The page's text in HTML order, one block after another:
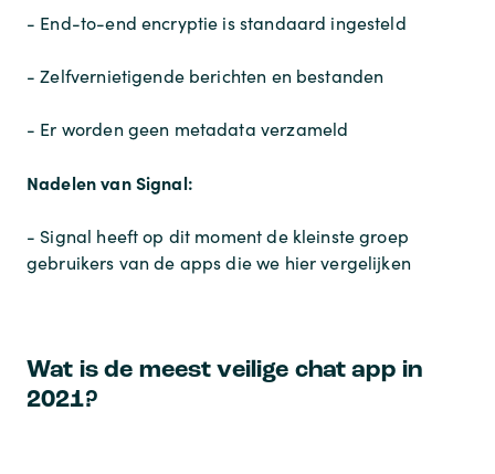
- End-to-end encryptie is standaard ingesteld
- Zelfvernietigende berichten en bestanden
- Er worden geen metadata verzameld
Nadelen van Signal:
- Signal heeft op dit moment de kleinste groep
gebruikers van de apps die we hier vergelijken
Wat is de meest veilige chat app in
2021?